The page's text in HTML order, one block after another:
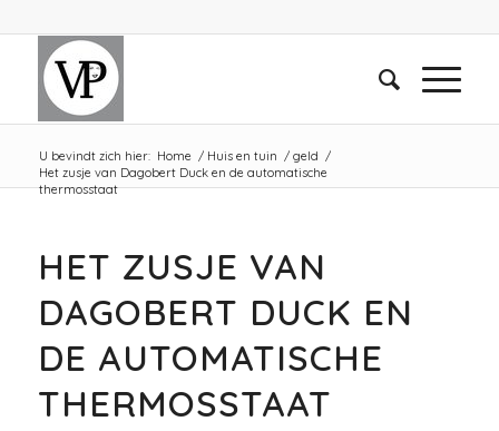
U bevindt zich hier: Home / Huis en tuin / geld /
Het zusje van Dagobert Duck en de automatische
thermosstaat
HET ZUSJE VAN
DAGOBERT DUCK EN
DE AUTOMATISCHE
THERMOSSTAAT